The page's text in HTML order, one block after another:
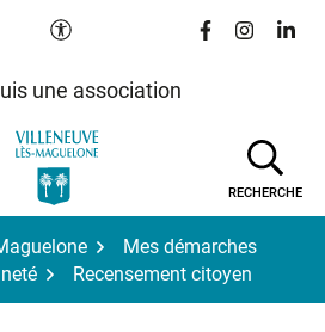
Paramètres d'accessibilité
Lien vers le
Lien vers
Lien
une association
RECHERCHE
Mes démarches
Recensement citoyen